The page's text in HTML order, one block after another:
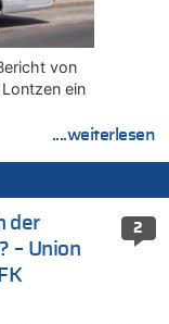
von
ein
....weiterlesen
2
der
– Union